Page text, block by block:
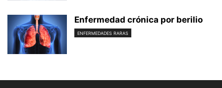
Enfermedad crónica por berilio
ENFERMEDADES RARAS